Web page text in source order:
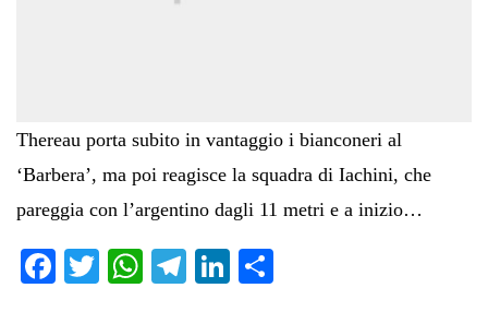
Thereau porta subito in vantaggio i bianconeri al
‘Barbera’, ma poi reagisce la squadra di Iachini, che
pareggia con l’argentino dagli 11 metri e a inizio…
Fa T
W
Te
Li